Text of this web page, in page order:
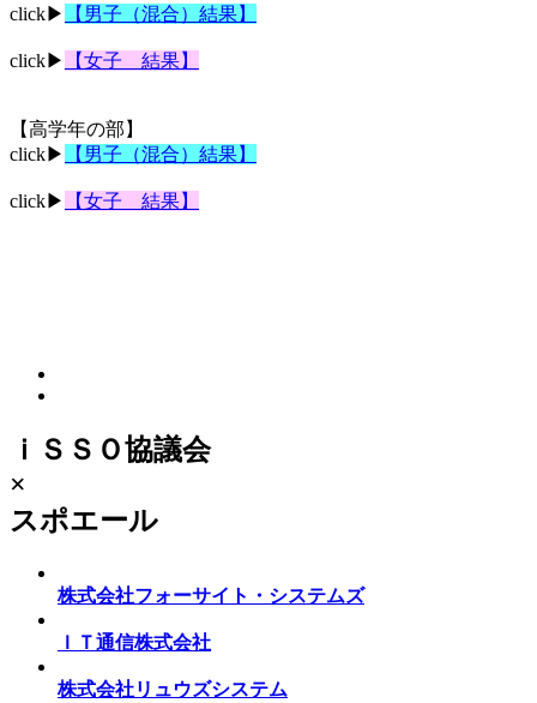
click▶
【男子（混合）結果】
click▶ 【女子 結果】
【高学年の部】
click▶
【 男子（混合）結果】
click▶ 【女子 結果】
ｉＳＳＯ協議会
×
スポエール
株式会社フォーサイト・システムズ
ＩＴ通信株式会社
株式会社リュウズシステム